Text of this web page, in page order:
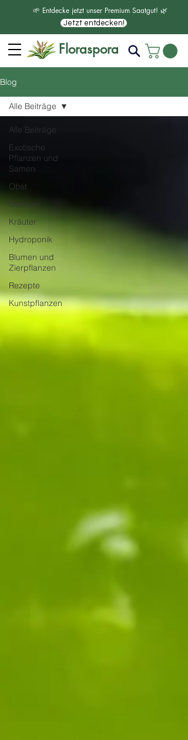
🌱 Entdecke jetzt unser Premium Saatgut! 🌿
Jetzt entdecken!
Floraspora
Blog
Alle Beiträge
Exotische
Pflanzen und
Samen
Obst
Gemüse
Kräuter
Hydroponik
Blumen und
Zierpflanzen
Rezepte
Kunstpflanzen
Alle Beiträge